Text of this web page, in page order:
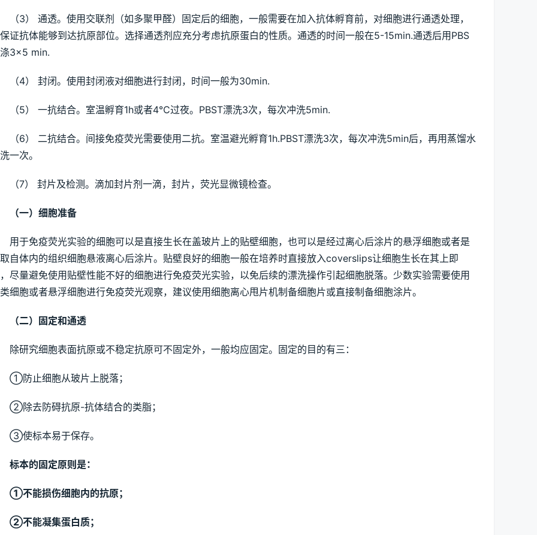
（3） 通透。使用交联剂（如多聚甲醛）固定后的细胞，一般需要在加入抗体孵育前，对细胞进行通透处理，
证抗体能够到达抗原部位。选择通透剂应充分考虑抗原蛋白的性质。通透的时间一般在5-15min.通透后用PBS
3×5 min.
（4） 封闭。使用封闭液对细胞进行封闭，时间一般为30min.
（5） 一抗结合。室温孵育1h或者4℃过夜。PBST漂洗3次，每次冲洗5min.
（6） 二抗结合。间接免疫荧光需要使用二抗。室温避光孵育1h.PBST漂洗3次，每次冲洗5min后，再用蒸馏水
一次。
（7） 封片及检测。滴加封片剂一滴，封片，荧光显微镜检查。
（一）细胞准备
用于免疫荧光实验的细胞可以是直接生长在盖玻片上的贴壁细胞，也可以是经过离心后涂片的悬浮细胞或者是
自体内的组织细胞悬液离心后涂片。贴壁良好的细胞一般在培养时直接放入coverslips让细胞生长在其上即
尽量避免使用贴壁性能不好的细胞进行免疫荧光实验，以免后续的漂洗操作引起细胞脱落。少数实验需要使用
细胞或者悬浮细胞进行免疫荧光观察，建议使用细胞离心甩片机制备细胞片或直接制备细胞涂片。
（二）固定和通透
除研究细胞表面抗原或不稳定抗原可不固定外，一般均应固定。固定的目的有三：
①防止细胞从玻片上脱落；
②除去防碍抗原-抗体结合的类脂；
③使标本易于保存。
标本的固定原则是：
①不能损伤细胞内的抗原；
②不能凝集蛋白质；